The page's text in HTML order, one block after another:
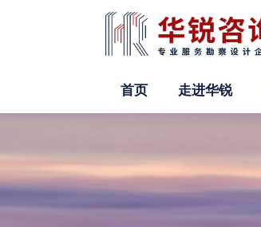
首页 走进华锐